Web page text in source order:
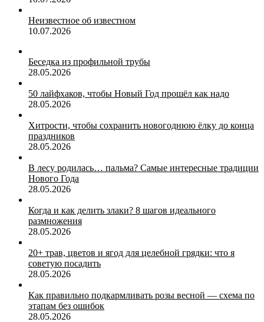
Неизвестное об известном
10.07.2026
Беседка из профильной трубы
28.05.2026
50 лайфхаков, чтобы Новый Год прошёл как надо
28.05.2026
Хитрости, чтобы сохранить новогоднюю ёлку до конца
праздников
28.05.2026
В лесу родилась… пальма? Самые интересные традиции
Нового Года
28.05.2026
Когда и как делить злаки? 8 шагов идеального
размножения
28.05.2026
20+ трав, цветов и ягод для целебной грядки: что я
советую посадить
28.05.2026
Как правильно подкармливать розы весной — схема по
этапам без ошибок
28.05.2026